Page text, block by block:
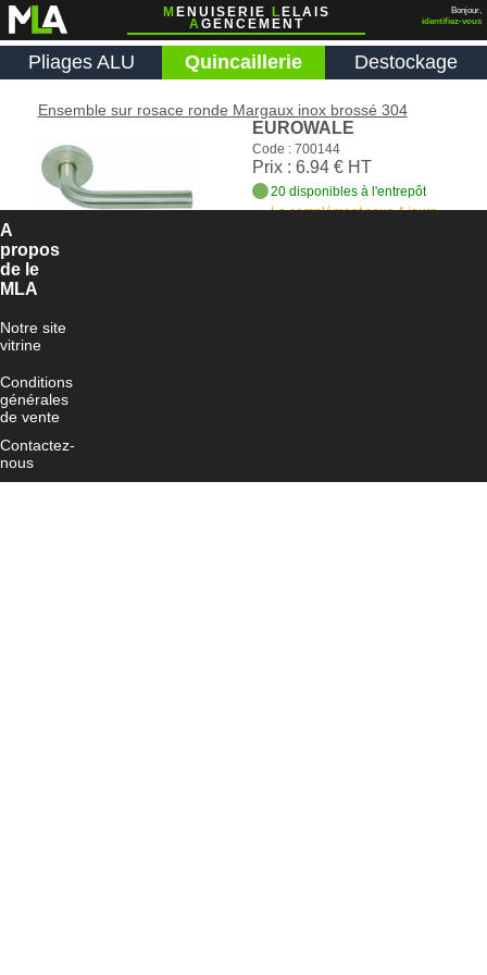
M ENUISERIE L ELAIS
AGENCEMENT
Bonjour,
identifiez-vous
Pliages ALU Quincaillerie Destockage
Ensemble sur rosace ronde Margaux inox brossé 304
EUROWALE
Code : 700144
Prix : 6.94 € HT
20 disponibles à l'entrepôt
Le complément sous 4 jours
A
propos
de le
MLA
Notre site
vitrine
Conditions
générales
de vente
Contactez-
nous